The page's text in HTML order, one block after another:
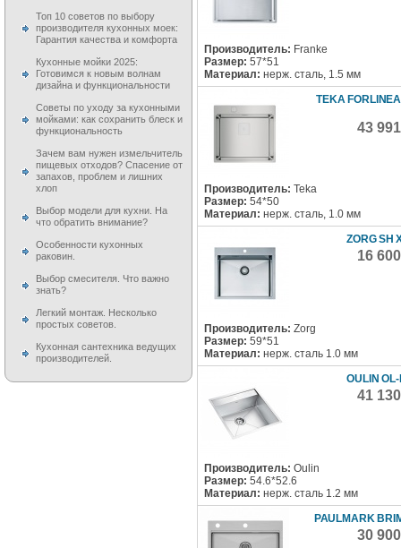
Производитель: Franke
Размер: 57*51
Материал: нерж. сталь, 1.5 мм
TEKA
43
Производитель: Teka
Размер: 54*50
Материал: нерж. сталь, 1.0 мм
ZORG SH
16
Производитель: Zorg
Размер: 59*51
Материал: нерж. сталь 1.0 мм
OULIN
41
Производитель: Oulin
Размер: 54.6*52.6
Материал: нерж. сталь 1.2 мм
PAULMARK
30
Топ 10 советов по выбору
производителя кухонных моек:
Гарантия качества и комфорта
Кухонные мойки 2025:
Готовимся к новым волнам
дизайна и функциональности
Советы по уходу за кухонными
мойками: как сохранить блеск и
функциональность
Зачем вам нужен измельчитель
пищевых отходов? Спасение от
запахов, проблем и лишних
хлоп
Выбор модели для кухни. На
что обратить внимание?
Особенности кухонных
раковин.
Выбор смесителя. Что важно
знать?
Легкий монтаж. Несколько
простых советов.
Кухонная сантехника ведущих
производителей.